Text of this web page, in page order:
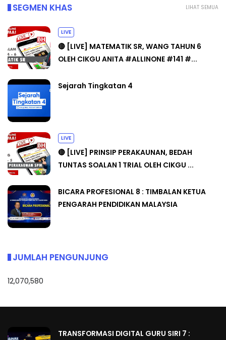
LIHAT SEMUA
SEGMEN KHAS
LIVE
🔴 [LIVE] MATEMATIK SR, WANG TAHUN 6
OLEH CIKGU ANITA #ALLINONE #141 #...
Sejarah Tingkatan 4
LIVE
🔴 [LIVE] PRINSIP PERAKAUNAN, BEDAH
TUNTAS SOALAN 1 TRIAL OLEH CIKGU ...
BICARA PROFESIONAL 8 : TIMBALAN KETUA
PENGARAH PENDIDIKAN MALAYSIA
JUMLAH PENGUNJUNG
12,070,580
TRANSFORMASI DIGITAL GURU SIRI 7 :